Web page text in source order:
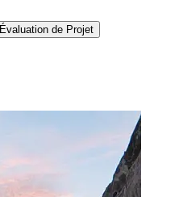
Évaluation de Projet